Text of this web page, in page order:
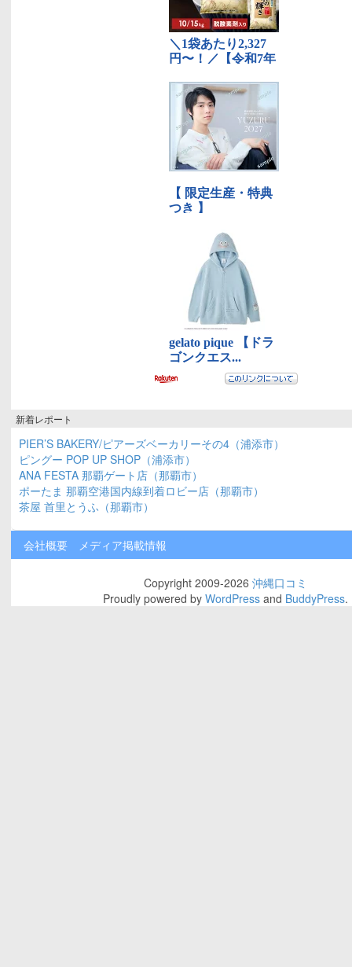
新着レポート
PIER’S BAKERY/ピアーズベーカリーその4（浦添市）
ピングー POP UP SHOP（浦添市）
ANA FESTA 那覇ゲート店（那覇市）
ポーたま 那覇空港国内線到着ロビー店（那覇市）
茶屋 首里とうふ（那覇市）
会社概要 メディア掲載情報
Copyright 2009-2026 沖縄口コミ
Proudly powered by WordPressand BuddyPress.